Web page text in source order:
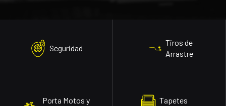
Seguridad
Tiros de
Arrastre
Porta Motos y
Tapetes